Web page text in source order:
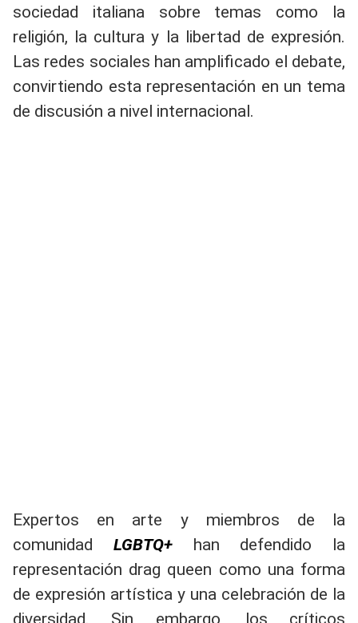
sociedad italiana sobre temas como la
religión, la cultura y la libertad de expresión.
Las redes sociales han amplificado el debate,
convirtiendo esta representación en un tema
de discusión a nivel internacional.
Expertos en arte y miembros de la
comunidad LGBTQ+
han defendido la
representación drag queen como una forma
de expresión artística y una celebración de la
diversidad. Sin embargo, los críticos